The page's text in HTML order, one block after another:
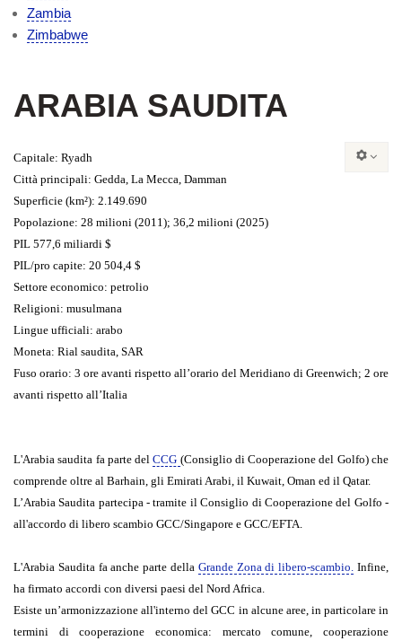
Zambia
Zimbabwe
ARABIA SAUDITA
Capitale: Ryadh
Città principali: Gedda, La Mecca, Damman
Superficie (km²): 2.149.690
Popolazione: 28 milioni (2011); 36,2 milioni (2025)
PIL 577,6 miliardi $
PIL/pro capite: 20 504,4 $
Settore economico: petrolio
Religioni: musulmana
Lingue ufficiali: arabo
Moneta: Rial saudita, SAR
Fuso orario: 3 ore avanti rispetto all’orario del Meridiano di Greenwich; 2 ore
avanti rispetto all’Italia
L'Arabia saudita fa parte delCCG (Consiglio di Cooperazione del Golfo) che
comprende oltre al Barhain, gli Emirati Arabi, il Kuwait, Oman ed il Qatar.
L’Arabia Saudita partecipa - tramite il Consiglio di Cooperazione del Golfo -
all'accordo di libero scambio GCC/Singapore e GCC/EFTA.
L'Arabia Saudita fa anche parte della Grande Zona di libero-scambio. Infine,
ha firmato accordi con diversi paesi del Nord Africa.
Esiste un’armonizzazione all'interno del GCC in alcune aree, in particolare in
termini di cooperazione economica: mercato comune, cooperazione